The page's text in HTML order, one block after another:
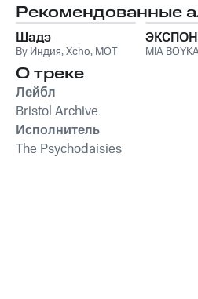
Рекомендованные
Шадэ
By Индия,Xcho, MOT MIA
О треке
Лейбл
Bristol Archive
Исполнитель
The Psychodaisies